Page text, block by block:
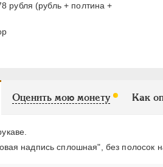
рубля (рубль + полтина +
Оценить мою монету Как
надпись сплошная", без полосок